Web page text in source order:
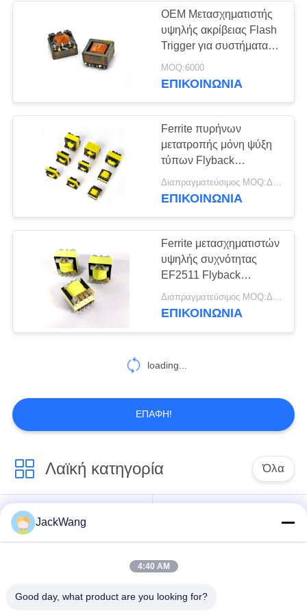
Κοινή έμφραξη
167
υψηλής τάσης πηνία
47
πηνίο τσιπ
17
Ακουστικός
μετασχηματιστής
συχνότητας
27
OEM Μετασχηματιστής
υψηλής ακρίβειας Flash
Trigger για συστήματα
παλμικής ανάφλεξης
MOQ:6000
ΕΠΙΚΟΙΝΩΝΙΑ
Ferrite πυρήνων
μετατροπής μόνη ψύξη
τύπων Flyback
μετασχηματιστών
δύναμης ηλεκτρική
Διαπραγματεύσιμος MOQ:Διαπραγμάτευση
ΕΠΙΚΟΙΝΩΝΙΑ
Ferrite μετασχηματιστών
υψηλής συχνότητας
EF2511 Flyback
πυρήνας
Διαπραγματεύσιμος MOQ:Διαπραγμάτευση
ΕΠΙΚΟΙΝΩΝΙΑ
loading...
ΕΠΑΦΉ!
Λαϊκή κατηγορία Όλα
διασπασμένος
τρέχων
μετασχηματιστής
μετασχηματιστής
Μετασχηματιστή
τρέχων αισθητήρας
JackWang
4:40 AM
Good day, what product are you looking for?